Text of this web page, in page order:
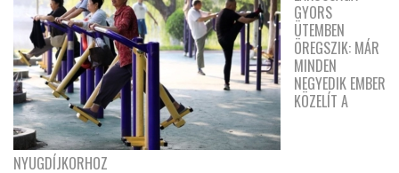
GYORS
ÜTEMBEN
ÖREGSZIK: MÁR
MINDEN
NEGYEDIK EMBER
KÖZELÍT A
NYUGDÍJKORHOZ